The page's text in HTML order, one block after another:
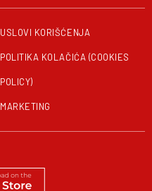
USLOVI KORIŠĆENJA
POLITIKA KOLAČIĆA (COOKIES
POLICY)
MARKETING